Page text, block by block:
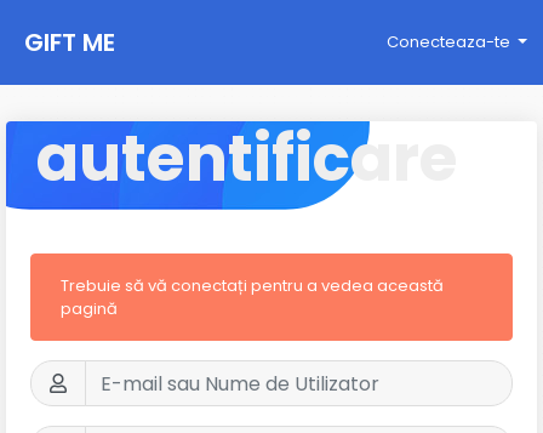
GIFT ME Conecteaza-te
autentificare
Trebuie să vă conectați pentru a vedea această
pagină